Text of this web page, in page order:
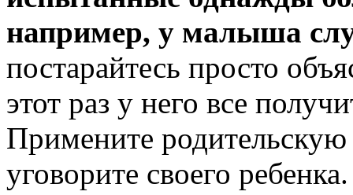
например, у малыша
постарайтесь просто
этот раз у него все
Примените
уговорите своего ребенка.